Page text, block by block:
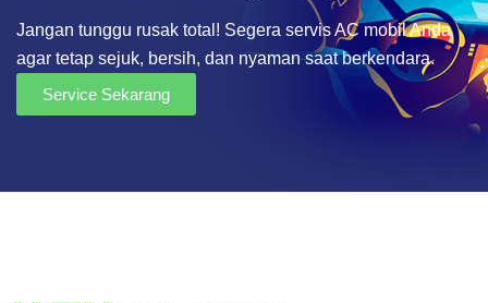
Jangan tunggu rusak total! Segera servis AC mobil Anda
agar tetap sejuk, bersih, dan nyaman saat berkendara.
Service Sekarang